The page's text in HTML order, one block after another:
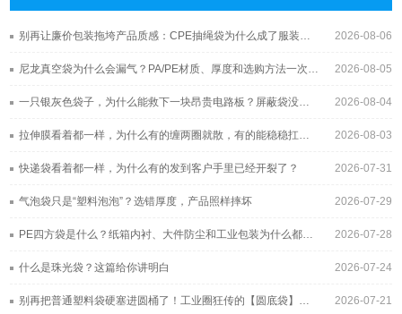
2026-08-06
别再让廉价包装拖垮产品质感：CPE抽绳袋为什么成了服装与3C品牌的新宠？
2026-08-05
尼龙真空袋为什么会漏气？PA/PE材质、厚度和选购方法一次讲清
2026-08-04
一只银灰色袋子，为什么能救下一块昂贵电路板？屏蔽袋没你想得那么简单
2026-08-03
拉伸膜看着都一样，为什么有的缠两圈就散，有的能稳稳扛过长途运输？
2026-07-31
快递袋看着都一样，为什么有的发到客户手里已经开裂了？
2026-07-29
气泡袋只是“塑料泡泡”？选错厚度，产品照样摔坏
2026-07-28
PE四方袋是什么？纸箱内衬、大件防尘和工业包装为什么都在用它
2026-07-24
什么是珠光袋？这篇给你讲明白
2026-07-21
别再把普通塑料袋硬塞进圆桶了！工业圈狂传的【圆底袋】，究竟凭什么帮工厂年省几十万？